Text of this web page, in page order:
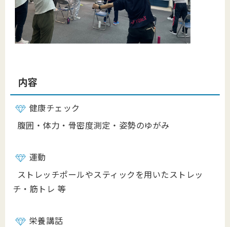
内容
健康チェック
腹囲・体力・骨密度測定・姿勢のゆがみ
運動
ストレッチポールやスティックを用いたストレッ
チ・筋トレ 等
栄養講話